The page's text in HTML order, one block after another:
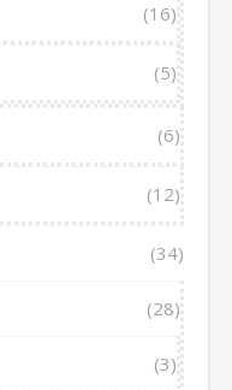
(16)
(5)
(6)
(12)
(34)
(28)
(3)